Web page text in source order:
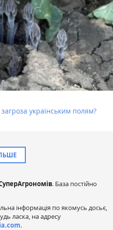
українським полям?
. База постійно
інформація по якомусь досьє,
ласка, на адресу
.